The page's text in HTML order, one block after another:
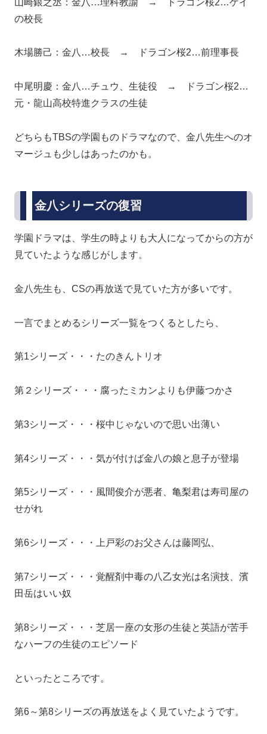
の校長
木場勝己：金八…校長 → ドラゴン桜2…前理事長
中尾明慶：金八…チュウ、生徒役 → ドラゴン桜2…
元・龍山高校特進クラスの生徒
どちらもTBSの学園ものドラマなので、金八先生へのオ
マージュも少しはあったのかも。
金八シリーズの復習
学園ドラマは、学生の時よりも大人になってからの方が
見ていたような感じがします。
金八先生も、CSの再放送で見ていた方が多いです。
一言でまとめるシリーズ一覧をつくるとしたら、
第1シリーズ・・・たのきんトリオ
第２シリーズ・・・腐ったミカンよりも伊藤つかさ
第3シリーズ・・・桜中じゃないので思い出薄い
第4シリーズ・・・気が付けば金八の娘と息子が登場
第5シリーズ・・・風間俊介が悪者、亀梨君は寿司屋の
せがれ
第6シリーズ・・・上戸彩のお父さんは藤岡弘、
第7シリーズ・・・覚醒剤中毒の八乙女光は名演技、濱
田岳はいい奴
第8シリーズ・・・芝居一座の女形の生徒と英語が苦手
なハーフの生徒のエピソード
といったところです。
第6～第8シリーズの再放送をよく見ていたようです。